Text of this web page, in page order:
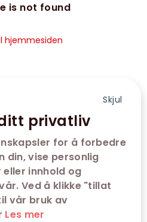
Skjul
privatliv
for å forbedre
din, vise personlig
innhold og
Ved å klikke "tillat
vår bruk av
Les mer
is not found
hjemmesiden